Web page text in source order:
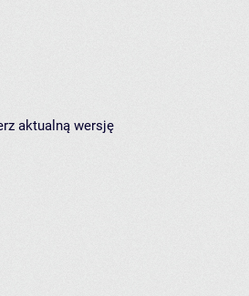
aktualną wersję